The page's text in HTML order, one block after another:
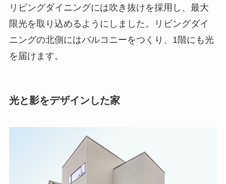
リビングダイニングには吹き抜けを採用し、最大
限光を取り込めるようにしました。リビングダイ
ニングの北側にはバルコニーをつくり、1階にも光
を届けます。
光と影をデザインした家